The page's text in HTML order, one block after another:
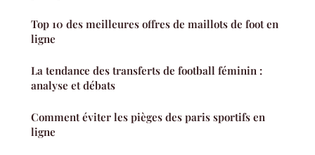
Top 10 des meilleures offres de maillots de foot en
ligne
La tendance des transferts de football féminin :
analyse et débats
Comment éviter les pièges des paris sportifs en
ligne